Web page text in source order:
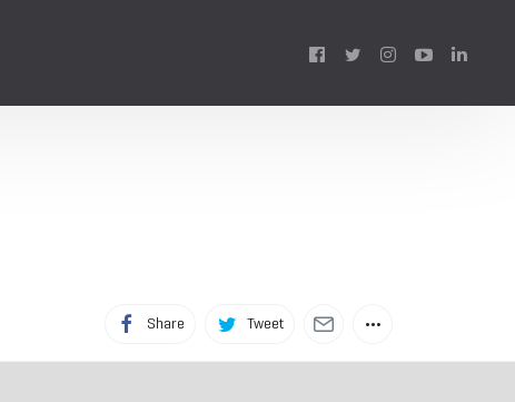
Follow
Share Tweet